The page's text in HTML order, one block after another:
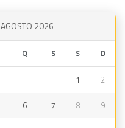
AGOSTO 2026
Q S S D
1 2
6 7 8 9